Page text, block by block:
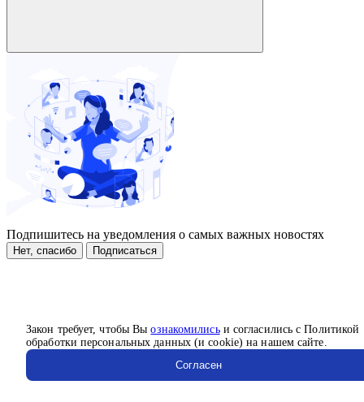
Закон требует, чтобы Выознакомилисьи согласились с Политикой
обработки персональных данных (и cookie) на нашем сайте.
Согласен
Подпишитесь на уведомления о самых важных новостях
Нет, спасибо Подписаться